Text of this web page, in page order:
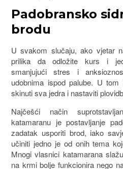
Padobransko
brodu
U svakom slučaju, ako vjetar
prilika da odložite kurs i
smanjujući stres i
udobnima ispod palube. U
skinuti sva jedra i nastaviti
Najčešći način
katamaranu je postavljanje
zadatak usporiti brod, iako
učiniti jedno je od onih tema
Mnogi vlasnici katamarana
na krmi bolje funkcionira nego